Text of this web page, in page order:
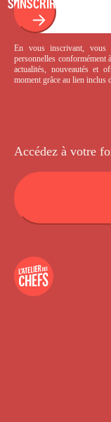
En vous inscrivant, vous
personnelles conformément
actualités, nouveautés et
moment grâce au lien inclus
Accédez à votre